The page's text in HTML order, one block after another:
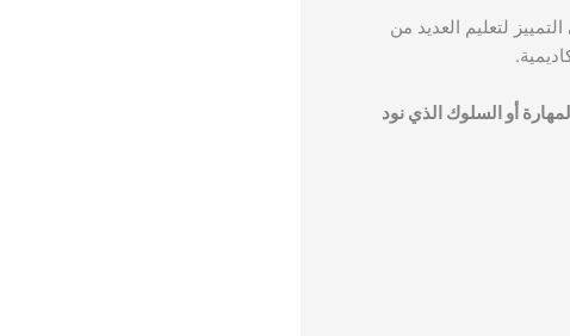
لتعليم العديد من
أو السلوك الذي نود